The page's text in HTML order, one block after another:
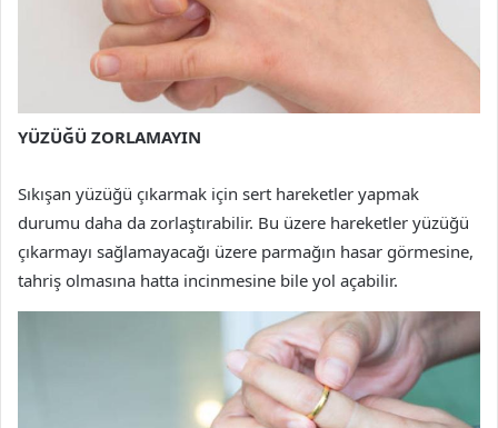
YÜZÜĞÜ ZORLAMAYIN
Sıkışan yüzüğü çıkarmak için sert hareketler yapmak
durumu daha da zorlaştırabilir. Bu üzere hareketler yüzüğü
çıkarmayı sağlamayacağı üzere parmağın hasar görmesine,
tahriş olmasına hatta incinmesine bile yol açabilir.